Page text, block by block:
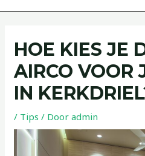
HOE KIES JE
AIRCO VOOR
IN
/ Tips / Dooradmin